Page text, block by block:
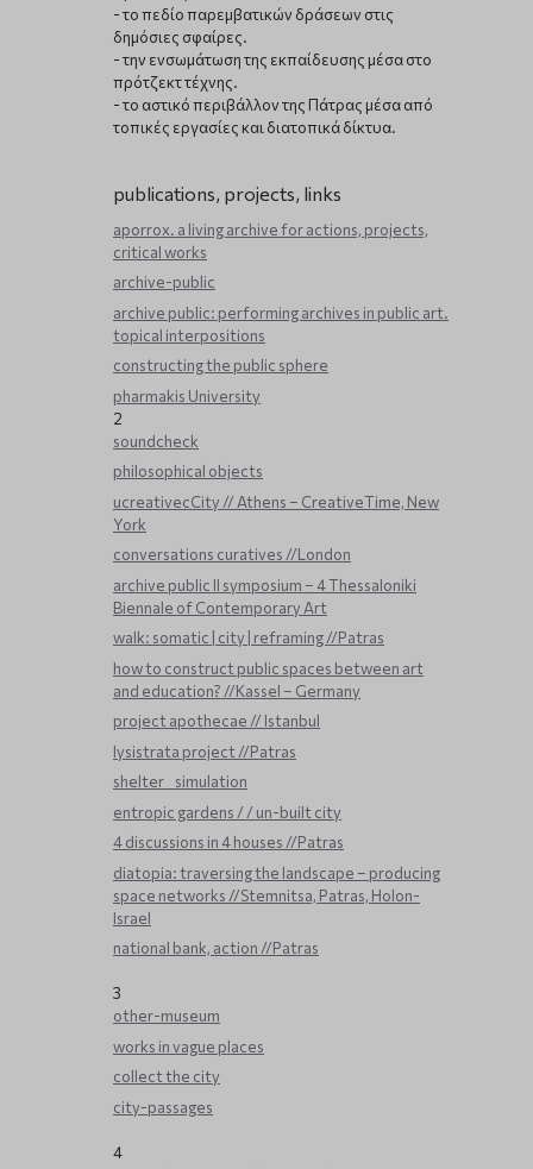
- το πεδίο παρεμβατικών δράσεων στις
δημόσιες σφαίρες.
- την ενσωμάτωση της εκπαίδευσης μέσα στο
πρότζεκτ τέχνης.
- το αστικό περιβάλλον της Πάτρας μέσα από
τοπικές εργασίες και διατοπικά δίκτυα.
publications, projects, links
aporrox. a living archive for actions, projects,
critical works
archive-public
archive public: performing archives in public art.
topical interpositions
constructing the public sphere
pharmakis University
2
soundcheck
philosophical objects
ucreativecCity // Athens – CreativeTime, New
York
conversations curatives //London
archive public ΙΙ symposium – 4 Thessaloniki
Biennale of Contemporary Art
walk: somatic | city | reframing //Patras
how to construct public spaces between art
and education? //Kassel – Germany
project apothecae // Istanbul
lysistrata project //Patras
shelter _ simulation
entropic gardens / / un-built city
4 discussions in 4 houses //Patras
diatopia: traversing the landscape – producing
space networks //Stemnitsa, Patras, Holon-
Israel
national bank, action //Patras
3
other-museum
works in vague places
collect the city
city-passages
4